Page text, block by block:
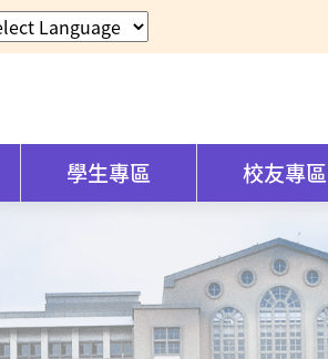
學生專區 校友專區